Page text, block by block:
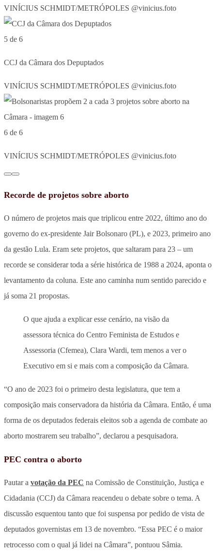
VINÍCIUS SCHMIDT/METRÓPOLES @vinicius.foto
5 de 6
CCJ da Câmara dos Depuptados
VINÍCIUS SCHMIDT/METRÓPOLES @vinicius.foto
6 de 6
VINÍCIUS SCHMIDT/METRÓPOLES @vinicius.foto
Recorde de projetos sobre aborto
O número de projetos mais que triplicou entre 2022, último ano do
governo do ex-presidente Jair Bolsonaro (PL), e 2023, primeiro ano
da gestão Lula. Eram sete projetos, que saltaram para 23 – um
recorde se considerar toda a série histórica de 1988 a 2024, aponta o
levantamento da coluna. Este ano caminha num sentido parecido e
já soma 21 propostas.
O que ajuda a explicar esse cenário, na visão da
assessora técnica do Centro Feminista de Estudos e
Assessoria (Cfemea), Clara Wardi, tem menos a ver o
Executivo em si e mais com a composição da Câmara.
“O ano de 2023 foi o primeiro desta legislatura, que tem a
composição mais conservadora da história da Câmara. Então, é uma
forma de os deputados federais eleitos sob a agenda de combate ao
aborto mostrarem seu trabalho”, declarou a pesquisadora.
PEC contra o aborto
Pautar a votação da PEC na Comissão de Constituição, Justiça e
Cidadania (CCJ) da Câmara reacendeu o debate sobre o tema. A
discussão esquentou tanto que foi suspensa por pedido de vista de
deputados governistas em 13 de novembro. “Essa PEC é o maior
retrocesso com o qual já lidei na Câmara”, pontuou Sâmia.